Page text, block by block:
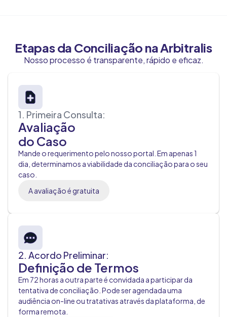
Etapas da Conciliação na Arbitralis
Nosso processo é transparente, rápido e eficaz.
1. Primeira Consulta:
Avaliação
do Caso
Mande o requerimento pelo nosso portal. Em apenas 1
dia, determinamos a viabilidade da conciliação para o seu
caso.
A avaliação é gratuita
2. Acordo Preliminar:
Definição de Termos
Em 72 horas a outra parte é convidada a participar da
tentativa de conciliação. Pode ser agendada uma
audiência on-line ou tratativas através da plataforma, de
forma remota.